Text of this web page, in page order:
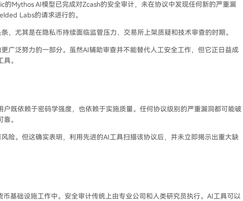
Mythos AI模型已完成对Zcash的安全审计，未在协议中发现任何新的严重漏
Labs的请求进行的。
，尤其是在隐私币持续面临监管压力、交易所上架质疑和技术审查的时期。
广泛努力的一部分。虽然AI辅助审查并不能替代人工安全工作，但它正日益成
。
户既依赖于密码学强度，也依赖于实施质量。任何协议级别的严重漏洞都可能破
。
险。但这确实表明，利用先进的AI工具扫描该协议后，并未立即揭示出重大缺
基础设施工作中。安全审计传统上由专业公司和人类研究员执行。AI工具可以